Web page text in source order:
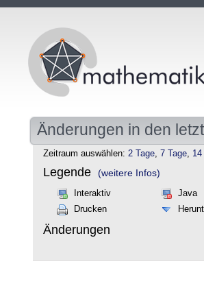
Änderungen in den
Zeitraum auswählen: 2 Tage, 7 Tage, 14
Legende (weitere Infos)
Interaktiv Java
Drucken
Änderungen